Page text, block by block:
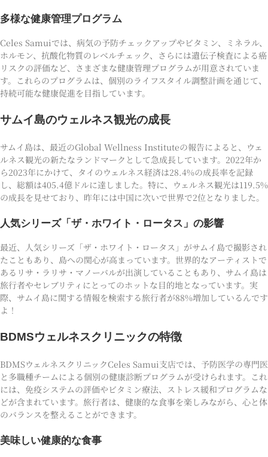
多様な健康管理プログラム
Celes Samuiでは、病気の予防チェックアップやビタミン、ミネラル、
ホルモン、抗酸化物質のレベルチェック、さらには遺伝子検査による癌
リスクの評価など、さまざまな健康管理プログラムが用意されていま
す。これらのプログラムは、個別のライフスタイル調整計画を通じて、
持続可能な健康促進を目指しています。
サムイ島のウェルネス観光の成長
サムイ島は、最近のGlobal Wellness Instituteの報告によると、ウェ
ルネス観光の新たなランドマークとして急成長しています。2022年か
ら2023年にかけて、タイのウェルネス経済は28.4%の成長率を記録
し、総額は405.4億ドルに達しました。特に、ウェルネス観光は119.5%
の成長を見せており、昨年には中国に次いで世界で2位となりました。
人気シリーズ「ザ・ホワイト・ロータス」の影響
最近、人気シリーズ「ザ・ホワイト・ロータス」がサムイ島で撮影され
たこともあり、島への関心が高まっています。世界的なアーティストで
あるリサ・ラリサ・マノーバルが出演していることもあり、サムイ島は
旅行者やセレブリティにとってのホットな目的地となっています。実
際、サムイ島に関する情報を検索する旅行者が88%増加しているんです
よ！
BDMSウェルネスクリニックの特徴
BDMSウェルネスクリニックCeles Samui支店では、予防医学の専門医
と多職種チームによる個別の健康診断プログラムが受けられます。これ
には、免疫システムの評価やビタミン療法、ストレス緩和プログラムな
どが含まれています。旅行者は、健康的な食事を楽しみながら、心と体
のバランスを整えることができます。
美味しい健康的な食事